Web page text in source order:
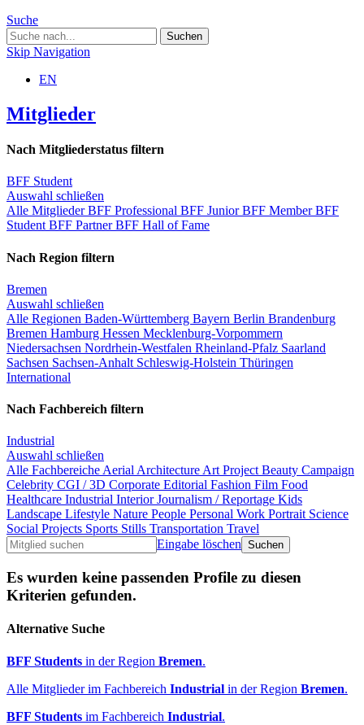
Suche
Skip Navigation
EN
Mitglieder
Nach Mitgliederstatus filtern
BFF Student
Auswahl schließen
Alle MitgliederBFF Professional BFF JuniorBFF MemberBFF
Student BFF PartnerBFF Hall of Fame
Nach Region filtern
Bremen
Auswahl schließen
Alle Regionen Baden-Württemberg Bayern Berlin Brandenburg
Bremen Hamburg Hessen Mecklenburg-Vorpommern
Niedersachsen Nordrhein-Westfalen Rheinland-Pfalz Saarland
Sachsen Sachsen-Anhalt Schleswig-Holstein Thüringen
International
Nach Fachbereich filtern
Industrial
Auswahl schließen
Alle Fachbereiche Aerial Architecture Art Project Beauty Campaign
Celebrity CGI / 3D Corporate Editorial Fashion Film Food
Healthcare Industrial InteriorJournalism / Reportage Kids
Landscape Lifestyle Nature People Personal Work Portrait Science
Social Projects Sports Stills Transportation Travel
Eingabe löschen
Es wurden keine passenden Profile zu diesen
Kriterien gefunden.
Alternative Suche
BFF Students in der Region Bremen.
Alle Mitglieder im Fachbereich Industrial in der Region Bremen.
BFF Students im Fachbereich Industrial.